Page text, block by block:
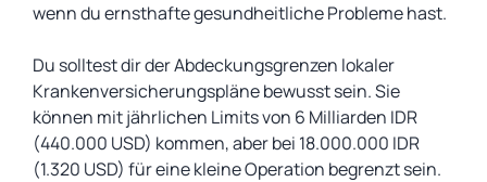
wenn du ernsthafte gesundheitliche Probleme hast.
Du solltest dir der Abdeckungsgrenzen lokaler
Krankenversicherungspläne bewusst sein. Sie
können mit jährlichen Limits von 6 Milliarden IDR
(440.000 USD) kommen, aber bei 18.000.000 IDR
(1.320 USD) für eine kleine Operation begrenzt sein.